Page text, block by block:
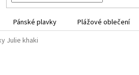
Pánské plavky Plážové oblečení
Julie khaki